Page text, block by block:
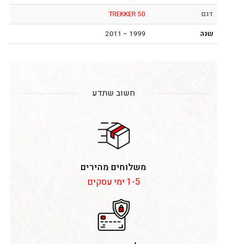
דגם
TREKKER 50
שנה
1999 – 2011
חשוב שתדע
משלוחים מהירים
1-5 ימי עסקים